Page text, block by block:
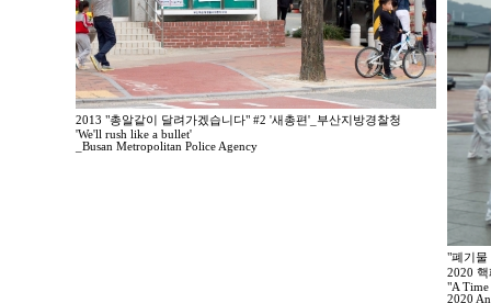
2013 "총알같이 달려가겠습니다" #2 '새총편'_부산지방경찰청
'We'll rush like a bullet'
_Busan Metropolitan Police Agency
"폐기물
2020
"A Time
2020